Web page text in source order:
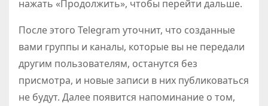
нажать «Продолжить», чтобы перейти дальше.
После этого Telegram уточнит, что созданные
вами группы и каналы, которые вы не передали
другим пользователям, останутся без
присмотра, и новые записи в них публиковаться
не будут. Далее появится напоминание о том,